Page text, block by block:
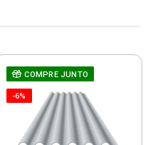
COMPRE JUNTO
-6%